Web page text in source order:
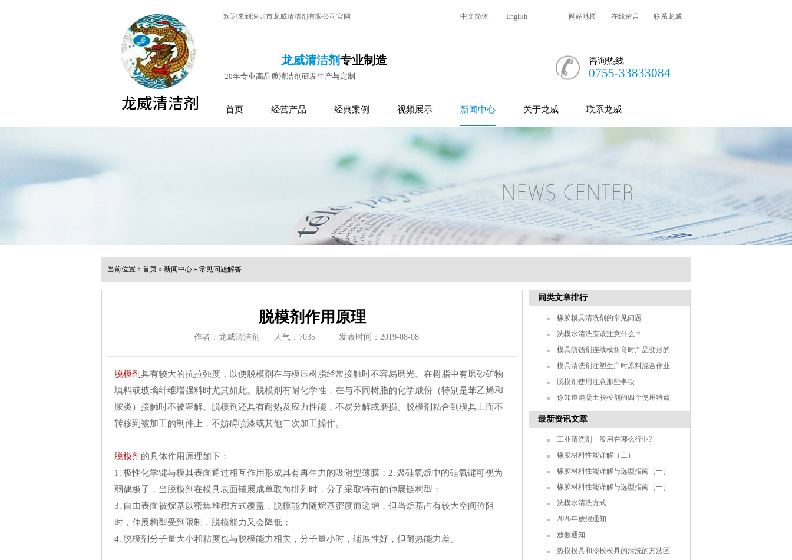
欢迎来到深圳市龙威清洁剂有限公司官网 中文简体 English 网站地图 在线留言 联系龙威
龙威清洁剂专业制造
20年专业高品质清洁剂研发生产与定制
咨询热线
0755-33833084
首页 经营产品 经典案例 视频展示 新闻中心 关于龙威 联系龙威
当前位置： 首页 » 新闻中心 » 常见问题解答
脱模剂作用原理
作者：龙威清洁剂 人气： 7035 发表时间：2019-08-08
脱模剂具有较大的抗拉强度，以使脱模剂在与模压树脂经常接触时不容易磨光。在树脂中有磨砂矿物
填料或玻璃纤维增强料时尤其如此。脱模剂有耐化学性，在与不同树脂的化学成份（特别是苯乙烯和
胺类）接触时不被溶解。脱模剂还具有耐热及应力性能，不易分解或磨损。脱模剂粘合到模具上而不
转移到被加工的制件上，不妨碍喷漆或其他二次加工操作。
脱模剂 的具体作用原理如下：
1. 极性化学键与模具表面通过相互作用形成具有再生力的吸附型薄膜；2. 聚硅氧烷中的硅氧键可视为
弱偶极子，当脱模剂在模具表面铺展成单取向排列时，分子采取特有的伸展链构型；
3. 自由表面被烷基以密集堆积方式覆盖，脱模能力随烷基密度而递增，但当烷基占有较大空间位阻
时，伸展构型受到限制，脱模能力又会降低；
4. 脱模剂分子量大小和粘度也与脱模能力相关，分子量小时，铺展性好，但耐热能力差。
同类文章排行
橡胶模具清洗剂的常见问题
洗模水清洗应该注意什么？
模具防锈剂连续模折弯时产品变形的
原因是什么
模具清洗剂注塑生产时原料混合作业
控制
脱模剂使用注意那些事项
你知道混凝土脱模剂的四个使用特点
吗
最新资讯文章
工业清洗剂一般用在哪么行业?
橡胶材料性能详解（二）
橡胶材料性能详解与选型指南（一）
橡胶材料性能详解与选型指南（一）
洗模水清洗方式
2026年放假通知
放假通知
热模模具和冷模模具的清洗的方法区